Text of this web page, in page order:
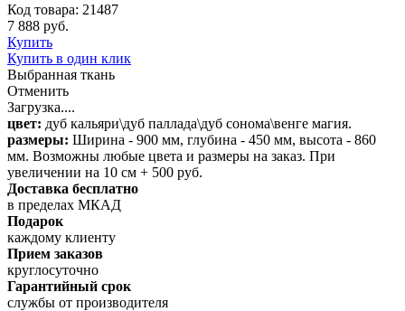
Код товара: 21487
7 888 руб.
Купить
Купить в один клик
Выбранная ткань
Отменить
Загрузка....
цвет: дуб кальяри\дуб паллада\дуб сонома\венге магия.
размеры: Ширина - 900 мм, глубина - 450 мм, высота - 860
мм. Возможны любые цвета и размеры на заказ. При
увеличении на 10 см + 500 руб.
Доставка бесплатно
в пределах МКАД
Подарок
каждому клиенту
Прием заказов
круглосуточно
Гарантийный срок
службы от производителя